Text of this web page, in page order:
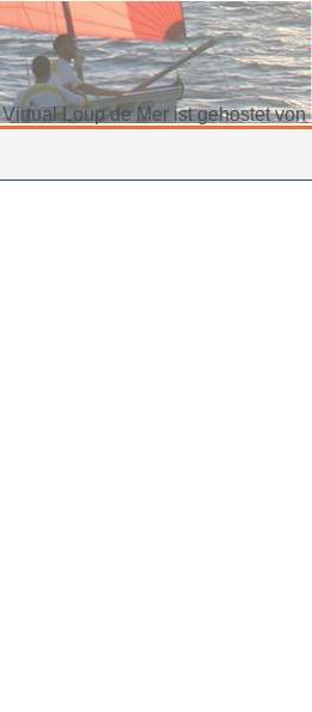
Virtual Loup de Mer ist gehostet von